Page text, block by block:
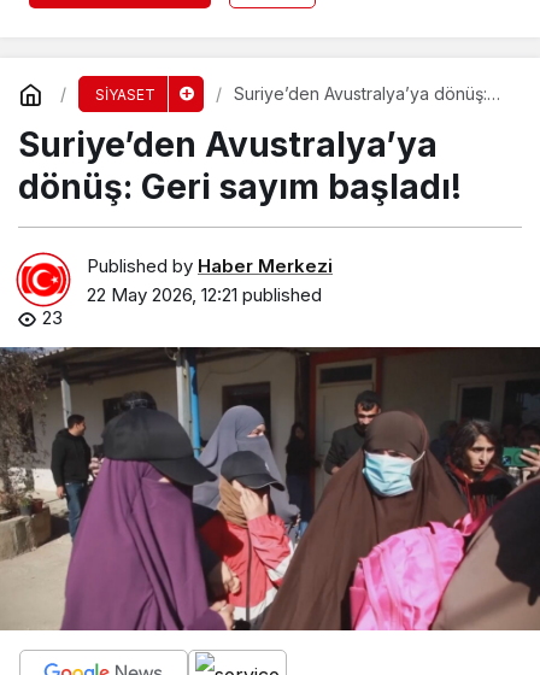
SİYASET
Suriye’den Avustralya’ya dönüş:
Suriye’den Avustralya’ya
dönüş: Geri sayım başladı!
Published by Haber Merkezi
22 May 2026, 12:21 published
23